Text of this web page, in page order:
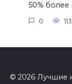
50%
0 113
© 2026 Лучшие